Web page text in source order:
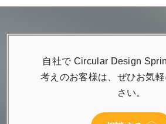
自社で Circular Design
考えのお客様は、ぜひお気
さい。